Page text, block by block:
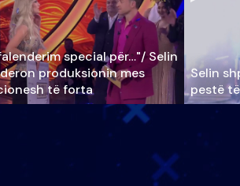
special për…"/ Selin
produksionin mes
të forta
Selin
pestë të